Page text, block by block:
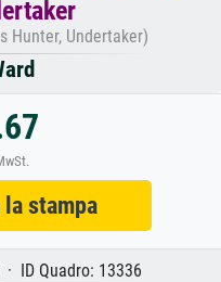
Hunter, Undertaker)
stampa
ID Quadro: 13336